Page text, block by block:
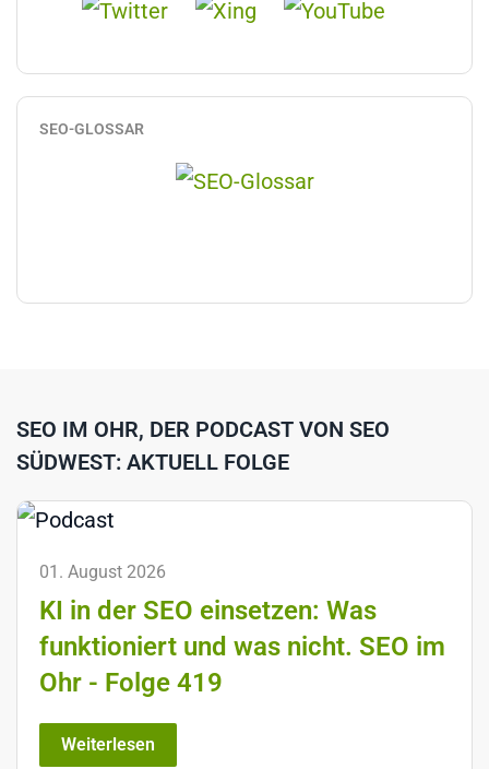
SEO-GLOSSAR
SEO IM OHR, DER PODCAST VON SEO
SÜDWEST: AKTUELL FOLGE
01. August 2026
KI in der SEO einsetzen: Was
funktioniert und was nicht. SEO im
Ohr - Folge 419
Weiterlesen